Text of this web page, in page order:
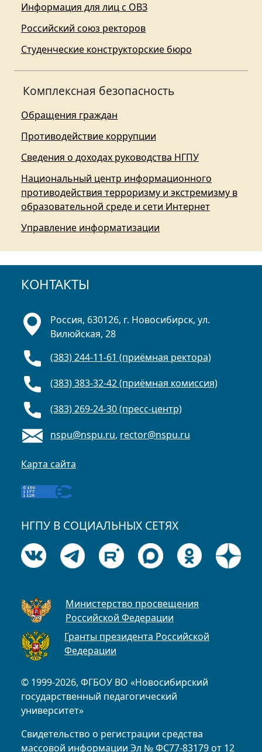
Информация для лиц с ОВЗ
Российский союз ректоров
Студенческие конструкторские бюро
Комплексная безопасность
Обращения граждан
Противодействие коррупции
Сведения о доходах руководства НГПУ
Национальный центр информационного
противодействия терроризму и экстремизму в
образовательной среде и сети Интернет
Управление информатизации
КОНТАКТЫ
© 1999-2026, ФГБОУ ВО «Новосибирский
государственный педагогический
университет»
Свидетельство о регистрации средства
массовой информации Эл № ФС77-83179 от 12
Россия, 630126, г. Новосибирск, ул.
Вилюйская, 28
(383) 244-11-61 (приёмная ректора)
(383) 383-32-42 (приёмная комиссия)
(383) 269-24-30 (пресс-центр)
nspu@nspu.ru, rector@nspu.ru
Карта сайта
НГПУ В СОЦИАЛЬНЫХ СЕТЯХ
Министерство просвещения
Российской Федерации
Гранты президента Российской
Федерации